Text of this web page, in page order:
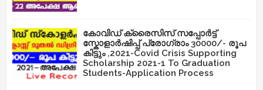
കോവിഡ് ക്രൈസിസ് സപ്പോർട്ട്
സ്കോളാർഷിപ്പ് പ്രോഗ്രാം 30000/- രൂപ
കിട്ടും ,2021-Covid Crisis Supporting
Scholarship 2021-1 To Graduation
Students-Application Process